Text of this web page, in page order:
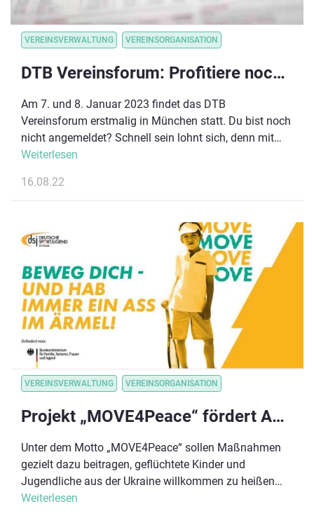
VEREINSVERWALTUNG VEREINSORGANISATION
DTB Vereinsforum: Profitiere noch bis zum 31.8. von der Early Bird-Aktion
Am 7. und 8. Januar 2023 findet das DTB
Vereinsforum erstmalig in München statt. Du bist noch
nicht angemeldet? Schnell sein lohnt sich, denn mit
einer Anmeldung bis zum 31. August 2022 profitierst
129 Euro).
Weiterlesen
16.08.22
VEREINSVERWALTUNG VEREINSORGANISATION
Projekt „MOVE4Peace“ fördert Aktionstage in Vereinen
Unter dem Motto „MOVE4Peace“ sollen Maßnahmen
gezielt dazu beitragen, geflüchtete Kinder und
Jugendliche aus der Ukraine willkommen zu heißen
und sie beim Einstieg in ihren neuen Alltag in unserem
Weiterlesen